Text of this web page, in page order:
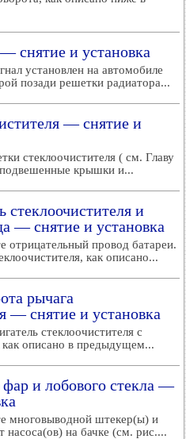
снятие и установка
установлен на автомобиле
позади решетки радиатора...
— снятие и
стеклоочистителя ( см. Главу
крышки и...
стеклоочистителя и
— снятие и установка
отрицательный провод батареи.
как описано...
рычага
— снятие и установка
стеклоочистителя с
описано в предыдущем...
и лобового стекла —
многовыводной штекер(ы) и
насоса(ов) на бачке (см. рис....